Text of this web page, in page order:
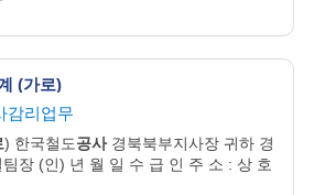
(가로)
감리업무
) 한국철도공사경북북부지사장 귀하 경
장 (인) 년 월 일 수 급 인 주 소 : 상 호